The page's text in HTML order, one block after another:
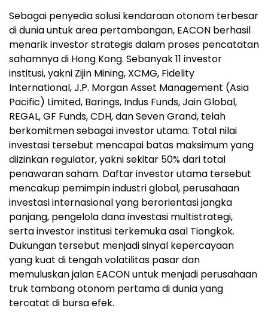
Sebagai penyedia solusi kendaraan otonom terbesar
di dunia untuk area pertambangan, EACON berhasil
menarik investor strategis dalam proses pencatatan
sahamnya di Hong Kong. Sebanyak 11 investor
institusi, yakni Zijin Mining, XCMG, Fidelity
International, J.P. Morgan Asset Management (Asia
Pacific) Limited, Barings, Indus Funds, Jain Global,
REGAL, GF Funds, CDH, dan Seven Grand, telah
berkomitmen sebagai investor utama. Total nilai
investasi tersebut mencapai batas maksimum yang
diizinkan regulator, yakni sekitar 50% dari total
penawaran saham. Daftar investor utama tersebut
mencakup pemimpin industri global, perusahaan
investasi internasional yang berorientasi jangka
panjang, pengelola dana investasi multistrategi,
serta investor institusi terkemuka asal Tiongkok.
Dukungan tersebut menjadi sinyal kepercayaan
yang kuat di tengah volatilitas pasar dan
memuluskan jalan EACON untuk menjadi perusahaan
truk tambang otonom pertama di dunia yang
tercatat di bursa efek.